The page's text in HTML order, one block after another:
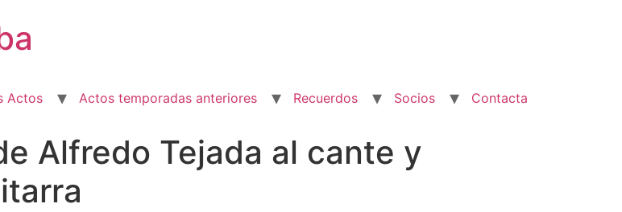
Actos Actos temporadas anteriores Recuerdos Socios Contacta
Alfredo Tejada al cante y